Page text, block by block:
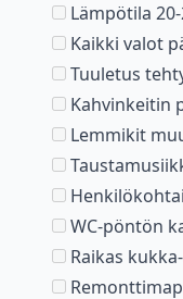
Lämpötila 20-
Kaikki valot
Tuuletus
Kahvinkeitin
Lemmikit
WC-pöntön
Raikas